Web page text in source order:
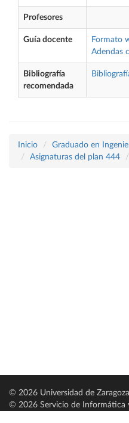
Profesores
Guía docente Formato
Adendas
Bibliografía
recomendada
Inicio
Graduado en
Asignaturas del plan 444
© 2026 Universidad de Zaragoza
© 2026 Servicio de Informática